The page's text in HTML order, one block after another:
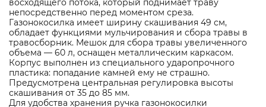
восходящего потока, который поднимает траву
непосредственно перед моментом среза.
Газонокосилка имеет ширину скашивания 49 см,
обладает функциями мульчирования и сбора травы в
травосборник. Мешок для сбора травы увеличенного
объема — 60 л, оснащен металлическим каркасом.
Корпус выполнен из специального ударопрочного
пластика: попадание камней ему не страшно.
Предусмотрена центральная регулировка высоты
скашивания от 35 до 85 мм.
Для удобства хранения ручка газонокосилки